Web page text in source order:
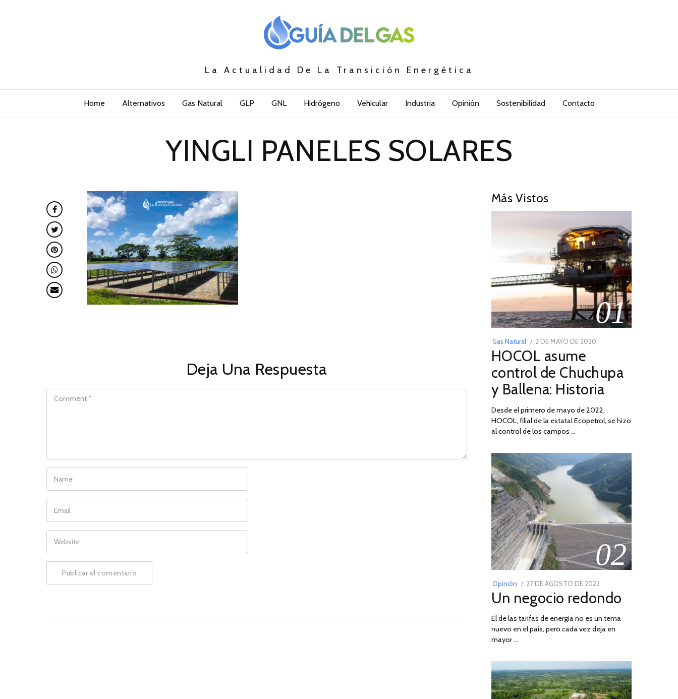
La Actualidad De La Transición Energética
Home Alternativos Gas Natural GLP GNL Hidrógeno Vehicular Industria Opinión Sostenibilidad Contacto
YINGLI PANELES SOLARES
Deja Una Respuesta
Más Vistos
01
Gas Natural
POSTED
ON
2 DE MAYO DE 2020
DE
2026
HOCOL asume
control de Chuchupa
y Ballena: Historia
Desde el primero de mayo de 2022,
HOCOL, filial de la estatal Ecopetrol, se hizo
al control de los campos …
02
Opinión
POSTED
ON
27 DE AGOSTO DE 2022
DE
DE
2022
Un negocio redondo
El de las tarifas de energía no es un tema
nuevo en el país, pero cada vez deja en
mayor …